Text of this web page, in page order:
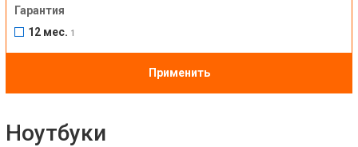
Ноутбуки
Гарантия
12 мес. 1
Применить